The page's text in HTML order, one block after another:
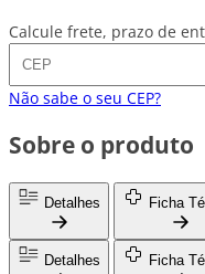
Calcule frete, prazo de
Não sabe o seu CEP?
Sobre o produto
Detalhes Ficha
Detalhes Ficha